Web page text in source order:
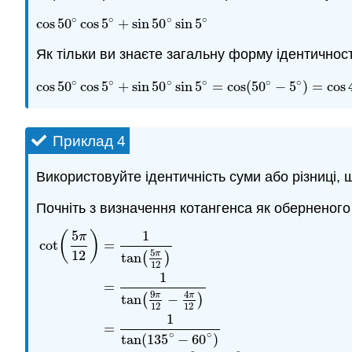
cos50∘ cos5∘ + sin50∘ sin 5∘
cos 50∘cos5∘+ sin50∘ sin5∘
Як тільки ви знаєте загальну форму
cos50∘ cos5∘ + sin50∘ sin 5∘ = cos(50∘ − 5∘) = cos
cos 50∘cos5∘+ sin50∘ sin5∘ =cos(50∘− 5∘)=cos 45∘
Приклад 4
Використовуйте ідентичність суми або
Почніть з визначення котангенса як
cot( 5π
12 ) =
1
tan( 5π
12 )
=
1
tan( 9π
12 − 4π
12 )
=
1
tan(135∘ − 60∘ )